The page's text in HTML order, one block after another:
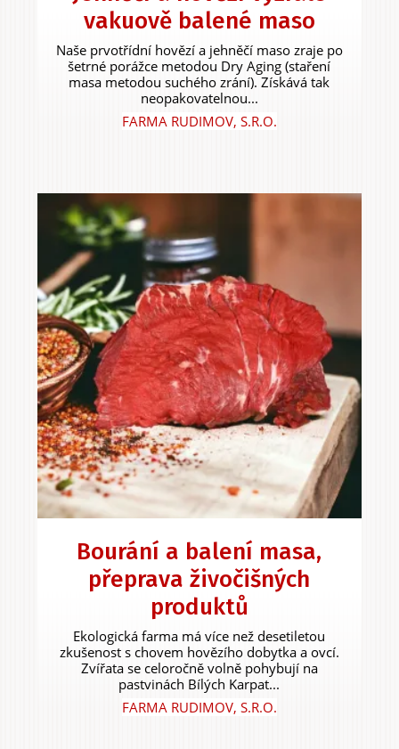
vakuově balené maso
Naše prvotřídní hovězí a jehněčí maso zraje po
šetrné porážce metodou Dry Aging (staření
masa metodou suchého zrání). Získává tak
neopakovatelnou...
FARMA RUDIMOV, S.R.O.
Bourání a balení masa,
přeprava živočišných
produktů
Ekologická farma má více než desetiletou
zkušenost s chovem hovězího dobytka a ovcí.
Zvířata se celoročně volně pohybují na
pastvinách Bílých Karpat...
FARMA RUDIMOV, S.R.O.